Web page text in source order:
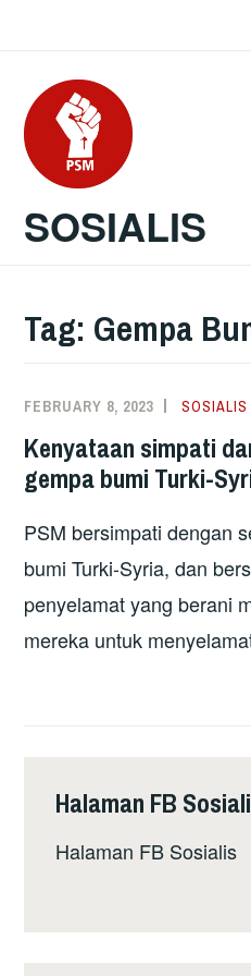
content
SOSIALIS
Tag: Gempa
FEBRUARY 8, 2023 SOSIALIS
Kenyataan simpati
gempa bumi Turki-
PSM bersimpati dengan
bumi Turki-Syria, dan
penyelamat yang berani
mereka untuk
Halaman FB
Halaman FB Sosialis